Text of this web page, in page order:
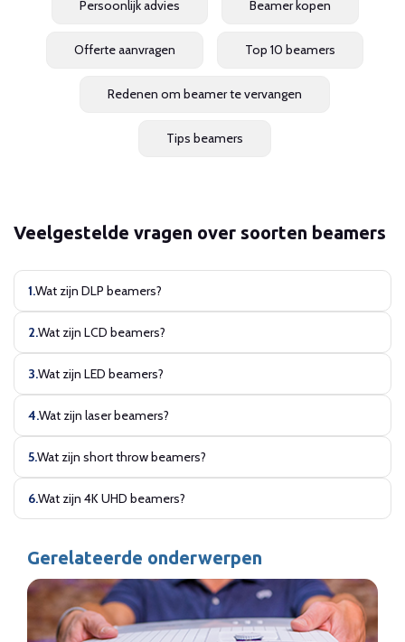
Persoonlijk advies Beamer kopen
Offerte aanvragen Top 10 beamers
Redenen om beamer te vervangen
Tips beamers
Veelgestelde vragen over soorten beamers
Wat zijn DLP beamers?
Wat zijn LCD beamers?
Wat zijn LED beamers?
Wat zijn laser beamers?
Wat zijn short throw beamers?
Wat zijn 4K UHD beamers?
Gerelateerde onderwerpen